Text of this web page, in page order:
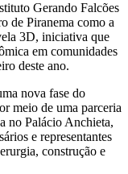
Gerando Falcões
de Piranema como a
3D, iniciativa que
em comunidades
deste ano.
nova fase do
meio de uma parceria
no Palácio Anchieta,
e representantes
construção e